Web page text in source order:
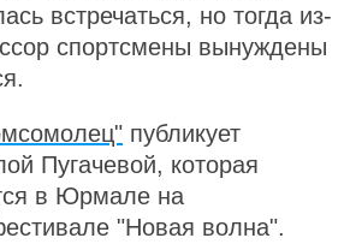
встречаться, но тогда из-
спортсмены вынуждены
публикует
Пугачевой, которая
в Юрмале на
"Новая волна".